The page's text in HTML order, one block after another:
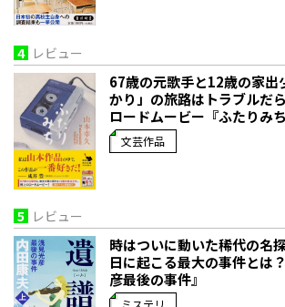
4 レビュー
67歳の元歌手と12歳の家出
かり」の旅路はトラブルだ
ロードムービー『ふたりみち
文芸作品
5 レビュー
時はついに動いた――稀代の
日に起こる最大の事件と
彦最後の事件』
ミステリ